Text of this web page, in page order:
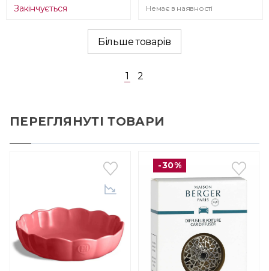
Закінчується Немає в наявності
1 2
Більше товарів
ПЕРЕГЛЯНУТІ ТОВАРИ
-30%